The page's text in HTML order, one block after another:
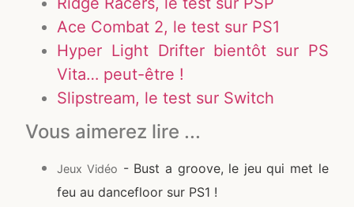
Ace Combat 2, le test sur PS1
Hyper Light Drifter bientôt sur PS
Vita… peut-être !
Slipstream, le test sur Switch
Vous aimerez lire ...
Jeux Vidéo - Bust a groove, le jeu qui met le
feu au dancefloor sur PS1 !